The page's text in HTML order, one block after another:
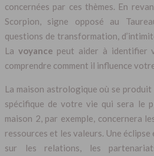
concernées par ces thèmes. En
Scorpion, signe opposé au
questions de transformation,
La voyance peut aider à identifier
comprendre comment il influence
La maison astrologique où se produit
spécifique de votre vie qui sera le
maison 2, par exemple, concernera
ressources et les valeurs. Une éclipse
sur les relations, les